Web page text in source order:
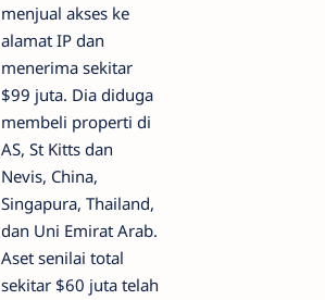
menjual akses ke
alamat IP dan
menerima sekitar
$99 juta. Dia diduga
membeli properti di
AS, St Kitts dan
Nevis, China,
Singapura, Thailand,
dan Uni Emirat Arab.
Aset senilai total
sekitar $60 juta telah